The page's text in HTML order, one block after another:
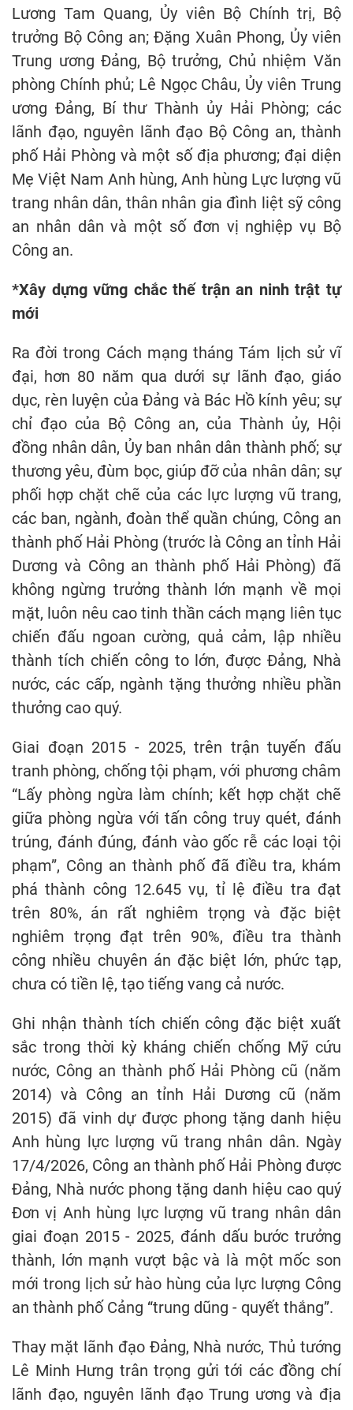
Lương Tam Quang, Ủy viên Bộ Chính trị, Bộ
trưởng Bộ Công an; Đặng Xuân Phong, Ủy viên
Trung ương Đảng, Bộ trưởng, Chủ nhiệm Văn
phòng Chính phủ; Lê Ngọc Châu, Ủy viên Trung
ương Đảng, Bí thư Thành ủy Hải Phòng; các
lãnh đạo, nguyên lãnh đạo Bộ Công an, thành
phố Hải Phòng và một số địa phương; đại diện
Mẹ Việt Nam Anh hùng, Anh hùng Lực lượng vũ
trang nhân dân, thân nhân gia đình liệt sỹ công
an nhân dân và một số đơn vị nghiệp vụ Bộ
Công an.
*Xây dựng vững chắc thế trận an ninh trật tự
mới
Ra đời trong Cách mạng tháng Tám lịch sử vĩ
đại, hơn 80 năm qua dưới sự lãnh đạo, giáo
dục, rèn luyện của Đảng và Bác Hồ kính yêu; sự
chỉ đạo của Bộ Công an, của Thành ủy, Hội
đồng nhân dân, Ủy ban nhân dân thành phố; sự
thương yêu, đùm bọc, giúp đỡ của nhân dân; sự
phối hợp chặt chẽ của các lực lượng vũ trang,
các ban, ngành, đoàn thể quần chúng, Công an
thành phố Hải Phòng (trước là Công an tỉnh Hải
Dương và Công an thành phố Hải Phòng) đã
không ngừng trưởng thành lớn mạnh về mọi
mặt, luôn nêu cao tinh thần cách mạng liên tục
chiến đấu ngoan cường, quả cảm, lập nhiều
thành tích chiến công to lớn, được Đảng, Nhà
nước, các cấp, ngành tặng thưởng nhiều phần
thưởng cao quý.
Giai đoạn 2015 - 2025, trên trận tuyến đấu
tranh phòng, chống tội phạm, với phương châm
“Lấy phòng ngừa làm chính; kết hợp chặt chẽ
giữa phòng ngừa với tấn công truy quét, đánh
trúng, đánh đúng, đánh vào gốc rễ các loại tội
phạm”, Công an thành phố đã điều tra, khám
phá thành công 12.645 vụ, tỉ lệ điều tra đạt
trên 80%, án rất nghiêm trọng và đặc biệt
nghiêm trọng đạt trên 90%, điều tra thành
công nhiều chuyên án đặc biệt lớn, phức tạp,
chưa có tiền lệ, tạo tiếng vang cả nước.
Ghi nhận thành tích chiến công đặc biệt xuất
sắc trong thời kỳ kháng chiến chống Mỹ cứu
nước, Công an thành phố Hải Phòng cũ (năm
2014) và Công an tỉnh Hải Dương cũ (năm
2015) đã vinh dự được phong tặng danh hiệu
Anh hùng lực lượng vũ trang nhân dân. Ngày
17/4/2026, Công an thành phố Hải Phòng được
Đảng, Nhà nước phong tặng danh hiệu cao quý
Đơn vị Anh hùng lực lượng vũ trang nhân dân
giai đoạn 2015 - 2025, đánh dấu bước trưởng
thành, lớn mạnh vượt bậc và là một mốc son
mới trong lịch sử hào hùng của lực lượng Công
an thành phố Cảng “trung dũng - quyết thắng”.
Thay mặt lãnh đạo Đảng, Nhà nước, Thủ tướng
Lê Minh Hưng trân trọng gửi tới các đồng chí
lãnh đạo, nguyên lãnh đạo Trung ương và địa